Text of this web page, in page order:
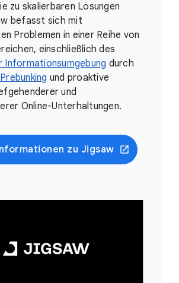
zu skalierbaren Lösungen
befasst sich mit
Problemen in einer Reihe von
einschließlich des
Informationsumgebung durch
Prebunking und proaktive
und
Online-Unterhaltungen.
zu Jigsaw